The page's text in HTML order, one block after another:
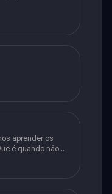
aprender os
é quando não